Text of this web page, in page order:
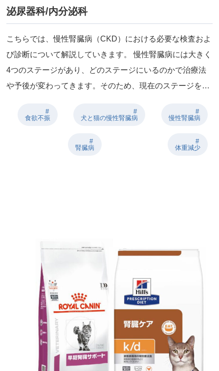
泌尿器科/内分泌科
こちらでは、慢性腎臓病（CKD）における必要な検査およ
び診断について解説していきます。 慢性腎臓病には大きく
4つのステージがあり、どのステージにいるのかで治療法
や予後が変わってきます。そのため、現在のステージを…
食欲不振 犬と猫の慢性腎臓病 慢性腎臓病
腎臓病 体重減少